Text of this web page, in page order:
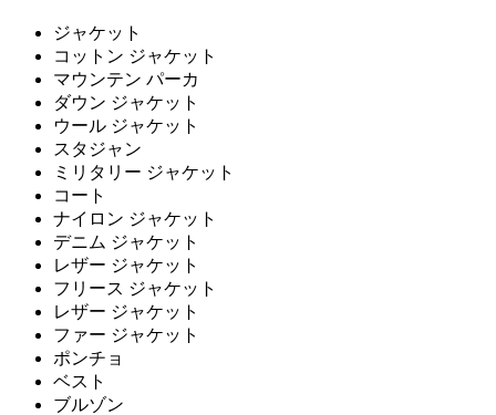
ジャケット
コットン ジャケット
マウンテン パーカ
ダウン ジャケット
ウール ジャケット
スタジャン
ミリタリー ジャケット
コート
ナイロン ジャケット
デニム ジャケット
レザー ジャケット
フリース ジャケット
レザー ジャケット
ファー ジャケット
ポンチョ
ベスト
ブルゾン